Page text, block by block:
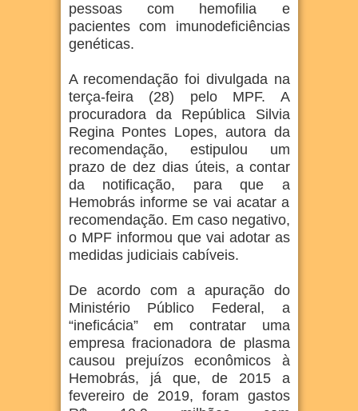
pessoas com hemofilia e
pacientes com imunodeficiências
genéticas.
A recomendação foi divulgada na
terça-feira (28) pelo MPF. A
procuradora da República Silvia
Regina Pontes Lopes, autora da
recomendação, estipulou um
prazo de dez dias úteis, a contar
da notificação, para que a
Hemobrás informe se vai acatar a
recomendação. Em caso negativo,
o MPF informou que vai adotar as
medidas judiciais cabíveis.
De acordo com a apuração do
Ministério Público Federal, a
“ineficácia” em contratar uma
empresa fracionadora de plasma
causou prejuízos econômicos à
Hemobrás, já que, de 2015 a
fevereiro de 2019, foram gastos